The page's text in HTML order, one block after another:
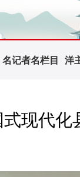
名记者名栏目 洋
现代化